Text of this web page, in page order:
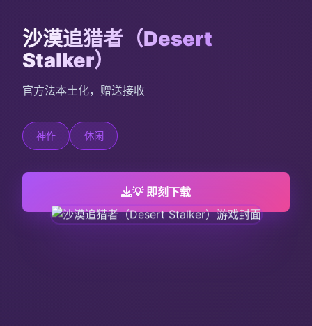
沙漠追猎者（Desert
Stalker）
官方法本土化，赠送接收
神作 休闲
💡 即刻下载